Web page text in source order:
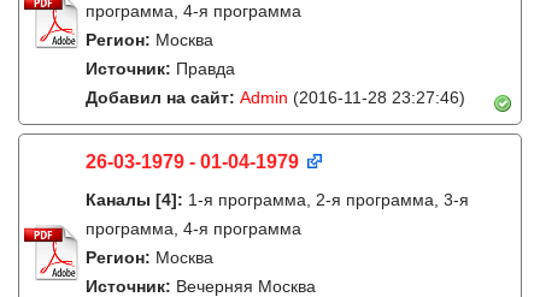
программа, 4-я программа
Регион: Москва
Источник: Правда
Добавил на сайт: Admin (2016-11-28 23:27:46)
26-03-1979 - 01-04-1979
Каналы [4]: 1-я программа, 2-я программа, 3-я
программа, 4-я программа
Регион: Москва
Источник: Вечерняя Москва